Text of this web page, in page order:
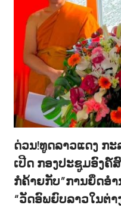
ດ່ວນ!ທູດລາວແດງ ກ
ເປີດ ກອງປະຊູມອົງຄ໌
ກໍຄ້າຍກັບ”ການຍຶດອ
“ວັດອົພຍົບລາວໃນຕ່າ